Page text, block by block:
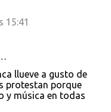
15:41
llueve a gusto de
protestan porque
y música en todas